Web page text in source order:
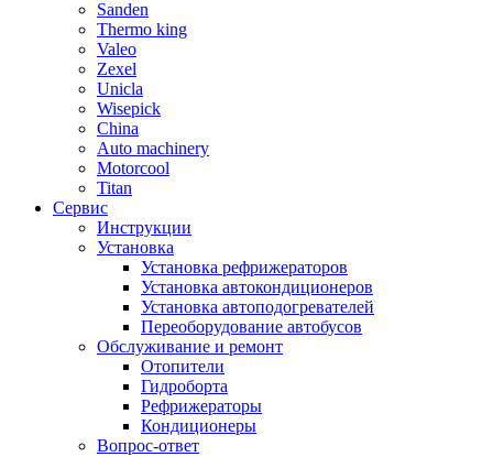
Sanden
Thermo king
Valeo
Zexel
Unicla
Wisepick
China
Auto machinery
Motorcool
Titan
Сервис
Инструкции
Установка
Установка рефрижераторов
Установка автокондиционеров
Установка автоподогревателей
Переоборудование автобусов
Обслуживание и ремонт
Отопители
Гидроборта
Рефрижераторы
Кондиционеры
Вопрос-ответ